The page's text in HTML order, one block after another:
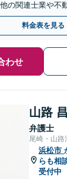
の関連士業や不
まいります。【
料金表を見る
わせ
山路
弁護士
尾崎・山路
浜松市
らも相
受付中